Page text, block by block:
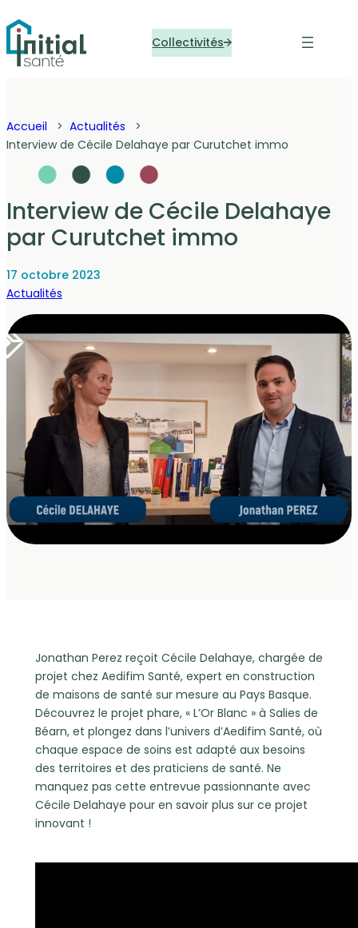
Collectivités
Accueil
Actualités
Interview de Cécile Delahaye par Curutchet immo
Interview de Cécile Delahaye
par Curutchet immo
17 octobre 2023
Actualités
Jonathan Perez reçoit Cécile Delahaye, chargée de
projet chez Aedifim Santé, expert en construction
de maisons de santé sur mesure au Pays Basque.
Découvrez le projet phare, « L’Or Blanc » à Salies de
Béarn, et plongez dans l’univers d’Aedifim Santé, où
chaque espace de soins est adapté aux besoins
des territoires et des praticiens de santé. Ne
manquez pas cette entrevue passionnante avec
Cécile Delahaye pour en savoir plus sur ce projet
innovant !